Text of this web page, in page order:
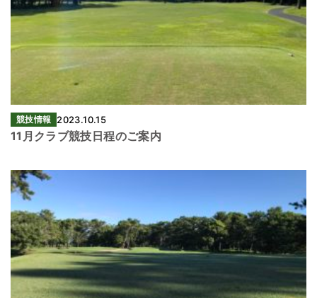
競技情報 2023.10.15
11月クラブ競技日程のご案内